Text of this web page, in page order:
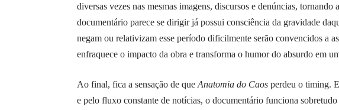
diversas vezes nas mesmas imagens, discursos e denúncias,
documentário parece se dirigir já possui consciência da gravidade
negam ou relativizam esse período dificilmente serão convencidos a
enfraquece o impacto da obra e transforma o humor do absurdo em
Ao final, fica a sensação de que Anatomia do Caos perdeu o timing.
e pelo fluxo constante de notícias, o documentário funciona